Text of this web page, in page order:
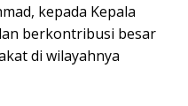
kepada Kepala
berkontribusi besar
di wilayahnya